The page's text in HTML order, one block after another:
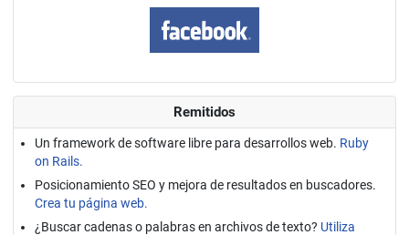
Remitidos
Un framework de software libre para desarrollos web. Ruby
on Rails.
Posicionamiento SEO y mejora de resultados en buscadores.
Crea tu página web.
¿Buscar cadenas o palabras en archivos de texto? Utiliza